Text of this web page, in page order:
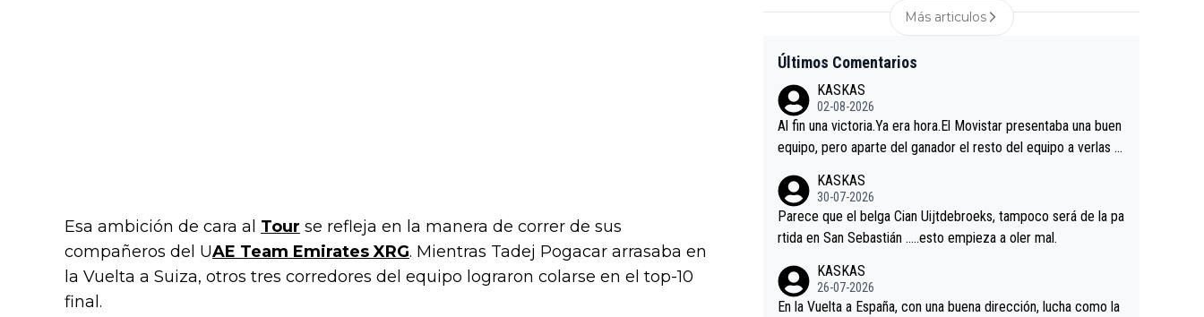
Esa ambición de cara al Tour se refleja en la manera de correr de sus
compañeros del UAE Team Emirates XRG. Mientras Tadej Pogacar arrasaba en
la Vuelta a Suiza, otros tres corredores del equipo lograron colarse en el top-10
final.
Más articulos
Últimos Comentarios
KASKAS
02-08-2026
Al fin una victoria.Ya era hora.El Movistar presentaba una buen
equipo, pero aparte del ganador el resto del equipo a verlas v
es.La única buena noticia es la mejoría de Enric Más en San S
ebastian.Si en la Vuelta a Burgos sigue la mejoría, podríamos t
ener alguna sorpresa en la Vuelta.Ojalá.
KASKAS
30-07-2026
Parece que el belga Cian Uijtdebroeks, tampoco será de la pa
rtida en San Sebastián …..esto empieza a oler mal.
KASKAS
26-07-2026
En la Vuelta a España, con una buena dirección, lucha como la